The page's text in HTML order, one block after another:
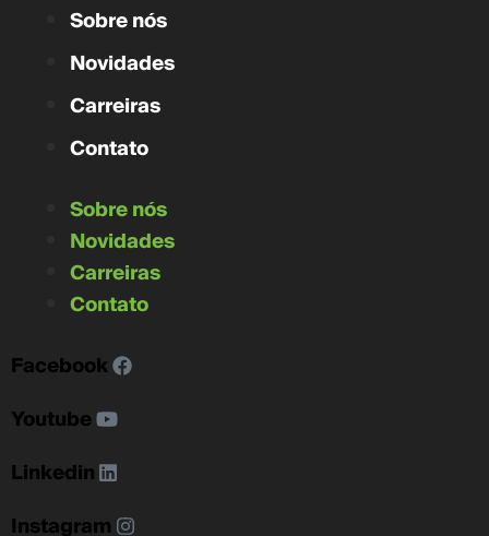
Sobre nós
Novidades
Carreiras
Contato
Sobre nós
Novidades
Carreiras
Contato
Facebook
Youtube
Linkedin
Instagram